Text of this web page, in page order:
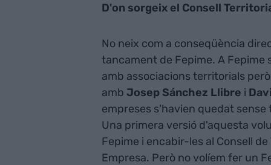
D'on sorgeix el Consell
No neix com a conseqüència
tancament de Fepime. A Fepime
amb associacions territorials
amb Josep Sánchez Llibre i
empreses s'havien quedat
Una primera versió d'aquesta
Fepime i encabir-les al Consell
Empresa. Però no volíem fer un